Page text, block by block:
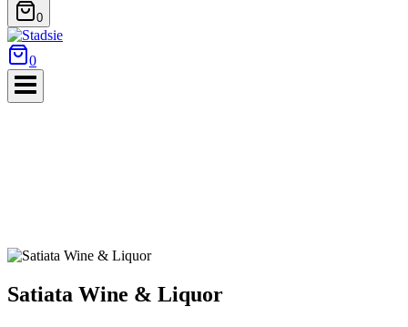
0
0
Satiata Wine & Liquor